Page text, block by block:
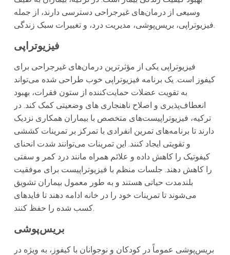
وسیعی از درمان‌های غیرجراحی دسترسی دارند، از جمله
فیزیوتراپی، بریس‌پوشی، مدیریت درد، و تغییرات سبک زندگی.
فیزیوتراپی
فیزیوتراپی یکی از مؤثرترین درمان‌های غیرجراحی برای
کیفوز است. یک برنامه فیزیوتراپی خوب طراحی شده می‌تواند
به تقویت عضلات حمایت‌کننده از ستون فقرات، بهبود
انعطاف‌پذیری و اصلاح ناهنجاری های وضعیتی کمک کند. در
ترکیه، فیزیوتراپیست‌های متخصص با بیماران همکاری نزدیک
دارند تا برنامه‌های تمرین انفرادی با تمرکز بر تمرینات کششی
و تقویتی ایجاد کنند. این تمرینات می‌توانند شدت انحنای
کیفوتیک را کاهش داده و علائم همراه مانند درد کمر و سفتی
را کاهش دهند. جلسات منظم با فیزیوتراپیست برای موفقیت
بلندمدت حیاتی هستند و به طور معمول بیماران تشویق
می‌شوند تا تمرینات خود را در خانه ادامه دهند تا فاید‌های
کسب شده را حفظ کنند.
بریس‌پوشی
بریس‌پوشی عموماً در کودکان و نوجوانان با کیفوز، به ویژه در